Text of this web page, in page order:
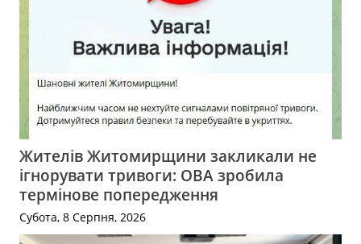
Жителів Житомирщини закликали не
ігнорувати тривоги: ОВА зробила
термінове попередження
Субота, 8 Серпня, 2026